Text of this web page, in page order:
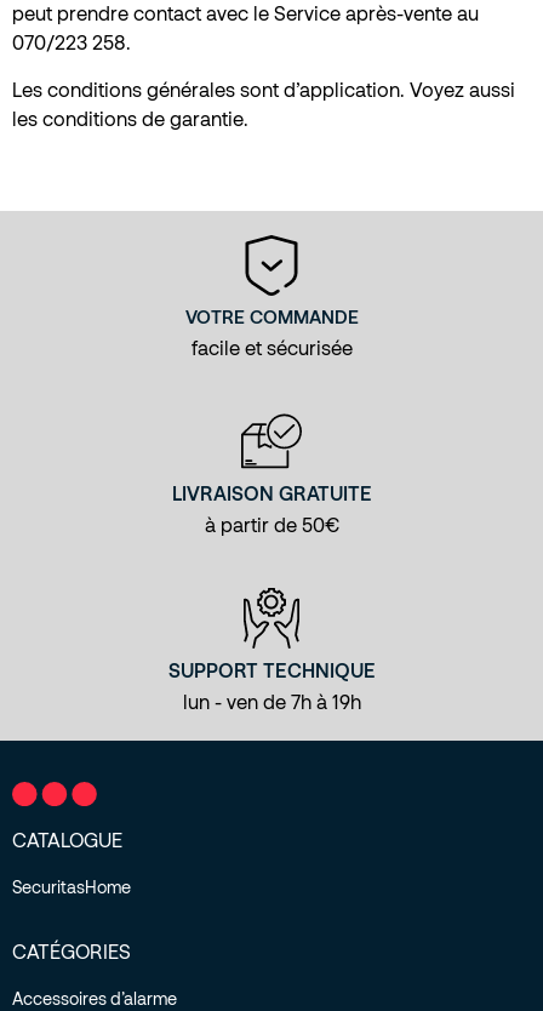
peut prendre contact avec le Service après-vente au
070/223 258.
Les conditions générales sont d’application. Voyez aussi
les conditions de garantie.
VOTRE COMMANDE
facile et sécurisée
LIVRAISON GRATUITE
à partir de 50€
SUPPORT TECHNIQUE
lun - ven de 7h à 19h
CATALOGUE
SecuritasHome
CATÉGORIES
Accessoires d’alarme